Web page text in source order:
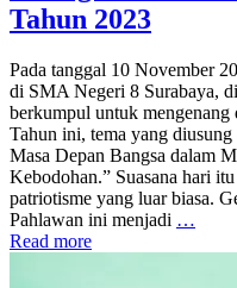
Tahun 2023
Pada tanggal 10 November
di SMA Negeri 8 Surabaya,
berkumpul untuk
Tahun ini, tema yang
Masa Depan Bangsa dalam
Kebodohan.” Suasana hari
patriotisme yang luar biasa.
Pahlawan ini menjadi …
Read more